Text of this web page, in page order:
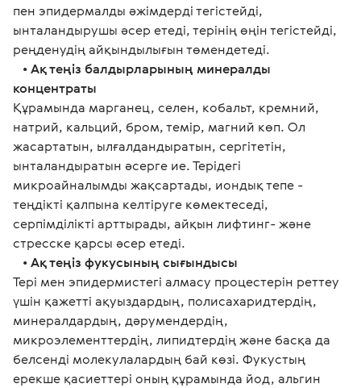
пен эпидермалды әжімдерді тегістейді,
ынталандырушы әсер етеді, терінің өңін тегістейді,
реңденудің айқындылығын төмендетеді.
• Ақ теңіз балдырларының минералды
концентраты
Құрамында марганец, селен, кобальт, кремний,
натрий, кальций, бром, темір, магний көп. Ол
жасартатын, ылғалдандыратын, сергітетін,
ынталандыратын әсерге ие. Терідегі
микроайналымды жақсартады, иондық тепе -
теңдікті қалпына келтіруге көмектеседі,
серпімділікті арттырады, айқын лифтинг- және
стресске қарсы әсер етеді.
• Ақ теңіз фукусының сығындысы
Тері мен эпидермистегі алмасу процестерін реттеу
үшін қажетті ақуыздардың, полисахаридтердің,
минералдардың, дәрумендердің,
микроэлементтердің, липидтердің және басқа да
белсенді молекулалардың бай көзі. Фукустың
ерекше қасиеттері оның құрамында йод, альгин